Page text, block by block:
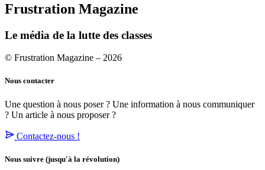
Frustration Magazine
Le média de la lutte des classes
© Frustration Magazine – 2026
Nous contacter
Une question à nous poser ? Une information à nous communiquer
? Un article à nous proposer ?
Contactez-nous !
Nous suivre (jusqu'à la révolution)